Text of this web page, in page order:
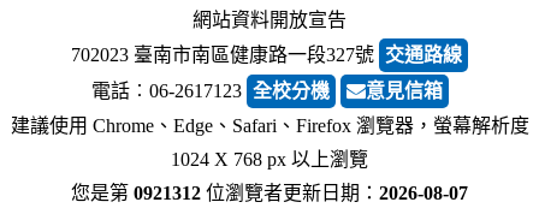
網站資料開放宣告
702023 臺南市南區健康路一段327號 交通路線
電話︰06-2617123 全校分機
意見信箱
建議使用 Chrome、Edge、Safari、Firefox 瀏覽器，螢幕解析度
1024 X 768 px 以上瀏覽
您是第 0921312 位瀏覽者更新日期： 2026-08-07